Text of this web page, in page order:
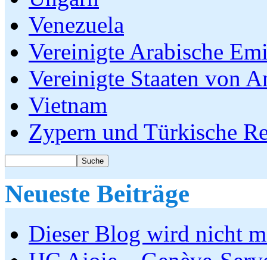
Venezuela
Vereinigte Arabische
Vereinigte Staaten von
Vietnam
Zypern und Türkische
Neueste Beiträge
Dieser Blog wird nicht